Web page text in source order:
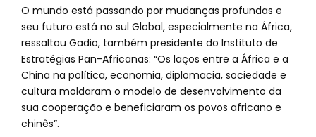
O mundo está passando por mudanças profundas e
seu futuro está no sul Global, especialmente na África,
ressaltou Gadio, também presidente do Instituto de
Estratégias Pan-Africanas: “Os laços entre a África e a
China na política, economia, diplomacia, sociedade e
cultura moldaram o modelo de desenvolvimento da
sua cooperação e beneficiaram os povos africano e
chinês”.